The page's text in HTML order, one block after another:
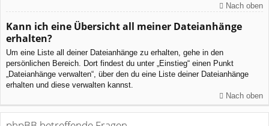
Nach oben
Kann ich eine Übersicht all meiner Dateianhänge
erhalten?
Um eine Liste all deiner Dateianhänge zu erhalten, gehe in den
persönlichen Bereich. Dort findest du unter „Einstieg“ einen Punkt
„Dateianhänge verwalten“, über den du eine Liste deiner Dateianhänge
erhalten und diese verwalten kannst.
Nach oben